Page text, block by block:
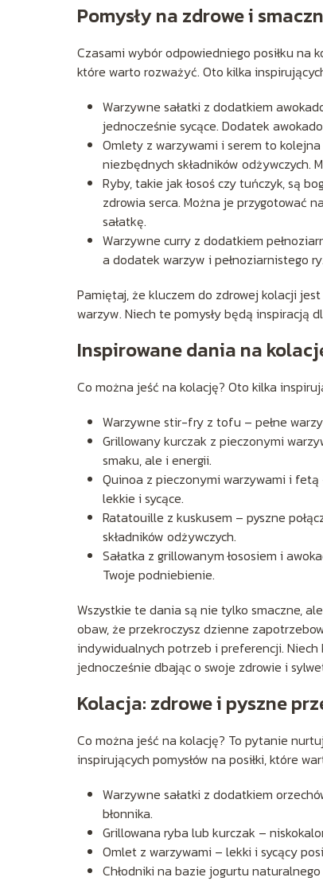
Pomysły na zdrowe i
Czasami wybór odpowiedniego posiłku na
które warto rozważyć. Oto kilka
Warzywne sałatki z dodatkiem
jednocześnie sycące. Dodatek
Omlety z warzywami i serem to
niezbędnych składników odżywczych.
Ryby, takie jak łosoś czy tuńczyk, są
zdrowia serca. Można je przygotować
sałatkę.
Warzywne curry z dodatkiem
a dodatek warzyw i pełnoziarnistego
Pamiętaj, że kluczem do zdrowej kolacji
warzyw. Niech te pomysły będą inspiracją
Inspirowane dania na
Co można jeść na kolację? Oto kilka
Warzywne stir-fry z tofu – pełne
Grillowany kurczak z pieczonymi
smaku, ale i energii.
Quinoa z pieczonymi warzywami i fetą
lekkie i sycące.
Ratatouille z kuskusem – pyszne
składników odżywczych.
Sałatka z grillowanym łososiem i
Twoje podniebienie.
Wszystkie te dania są nie tylko smaczne,
obaw, że przekroczysz dzienne
indywidualnych potrzeb i preferencji.
jednocześnie dbając o swoje zdrowie i
Kolacja: zdrowe i pyszne
Co można jeść na kolację? To pytanie
inspirujących pomysłów na posiłki, które
Warzywne sałatki z dodatkiem
błonnika.
Grillowana ryba lub kurczak –
Omlet z warzywami – lekki i sycący
Chłodniki na bazie jogurtu